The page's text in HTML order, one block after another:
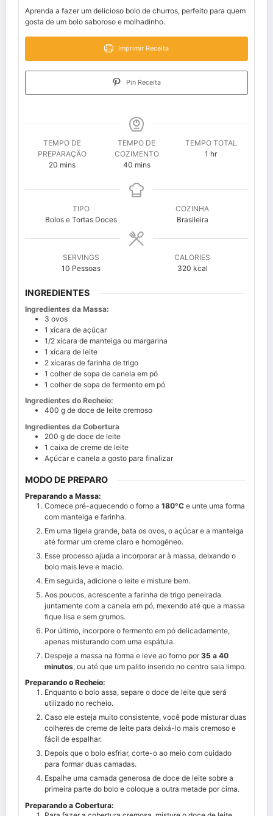
Aprenda a fazer um delicioso bolo de churros, perfeito para quem
gosta de um bolo saboroso e molhadinho.
Imprimir Receita
Pin Receita
TEMPO DE
PREPARAÇÃO
20 minutes
mins
TEMPO DE
COZIMENTO
40minutes
mins
TEMPO TOTAL
1 hour
hr
TIPO
Bolos e Tortas Doces
COZINHA
Brasileira
SERVINGS
10 Pessoas
CALORIES
320 kcal
INGREDIENTES
Ingredientes da Massa:
3 ovos
1 xícara de açúcar
1/2 xícara de manteiga ou margarina
1 xícara de leite
2 xícaras de farinha de trigo
1 colher de sopa de canela em pó
1 colher de sopa de fermento em pó
Ingredientes do Recheio:
400 g de doce de leite cremoso
Ingredientes da Cobertura
200 g de doce de leite
1 caixa de creme de leite
Açúcar e canela a gosto para finalizar
MODO DE PREPARO
Preparando a Massa:
Comece pré-aquecendo o forno a 180°C e unte uma forma
com manteiga e farinha.
Em uma tigela grande, bata os ovos, o açúcar e a manteiga
até formar um creme claro e homogêneo.
Esse processo ajuda a incorporar ar à massa, deixando o
bolo mais leve e macio.
Em seguida, adicione o leite e misture bem.
Aos poucos, acrescente a farinha de trigo peneirada
juntamente com a canela em pó, mexendo até que a massa
fique lisa e sem grumos.
Por último, incorpore o fermento em pó delicadamente,
apenas misturando com uma espátula.
Despeje a massa na forma e leve ao forno por35 a 40
minutos, ou até que um palito inserido no centro saia limpo.
Preparando o Recheio:
Enquanto o bolo assa, separe o doce de leite que será
utilizado no recheio.
Caso ele esteja muito consistente, você pode misturar duas
colheres de creme de leite para deixá-lo mais cremoso e
fácil de espalhar.
Depois que o bolo esfriar, corte-o ao meio com cuidado
para formar duas camadas.
Espalhe uma camada generosa de doce de leite sobre a
primeira parte do bolo e coloque a outra metade por cima.
Preparando a Cobertura: